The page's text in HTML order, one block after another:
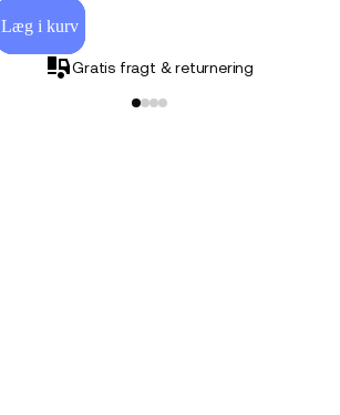
Læg i kurv
Gratis fragt & returnering